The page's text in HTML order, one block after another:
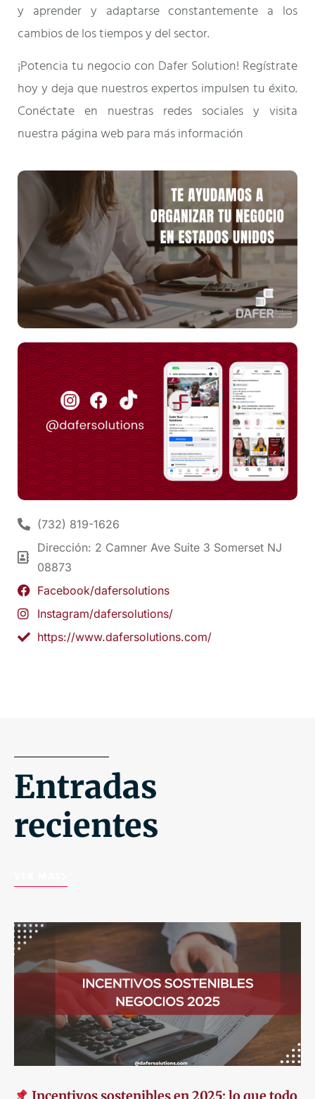
y aprender y adaptarse constantemente a los
cambios de los tiempos y del sector.
¡Potencia tu negocio con Dafer Solution! Regístrate
hoy y deja que nuestros expertos impulsen tu éxito.
Conéctate en nuestras redes sociales y visita
nuestra página web para más información
(732) 819-1626
Dirección: 2 Camner Ave Suite 3 Somerset NJ
08873
Facebook/dafersolutions
Instagram/dafersolutions/
https://www.dafersolutions.com/
Entradas
recientes